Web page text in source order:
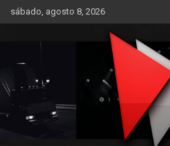
Saltar
al
sábado, agosto 8, 2026